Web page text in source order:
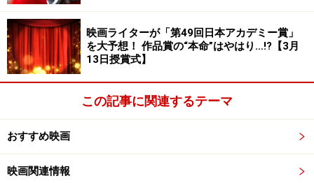
ヒトラーと天皇ヒロヒトを比較して論ずるつもりはあり
ませんが、映画『太陽』の中の天皇は、国民のため、そ
して歴史によって「現人神」として生きなくてはならな
い存在でした。しかし天皇は「国民と何ひとつ変わらな
い人間」であることを知っています。チャップリンの
映画ライターが「第49回日本アカデミー賞」
を大予想！ 作品賞の“本命”はやはり…!?【3月
13日授賞式】
この記事に関連するテーマ
おすすめ映画
映画関連情報